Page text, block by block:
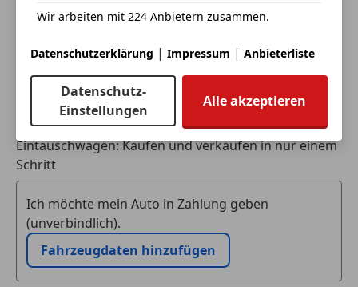
Fernbedienung, EfficientDynamics
BMW Sonderedition von Autohaus REITERER!
Einzigartig - Künstlerisch - Bewegende Ikone *
Sammlerfahrzeug (keine Erstzulassung) faktisch
ein NEUWAGEN mit 21KM!
* THE 8 x JEFF KOONS – BMW M850i xDrive Gran
Coupé *
Eintauschwagen: Kaufen und verkaufen in nur einem
Schritt
Ich möchte mein Auto in Zahlung geben
(unverbindlich).
Fahrzeugdaten hinzufügen
Wir arbeiten mit 224 Anbietern zusammen.
Datenschutzerklärung | Impressum | Anbieterliste
Datenschutz-
Einstellungen
Alle akzeptieren